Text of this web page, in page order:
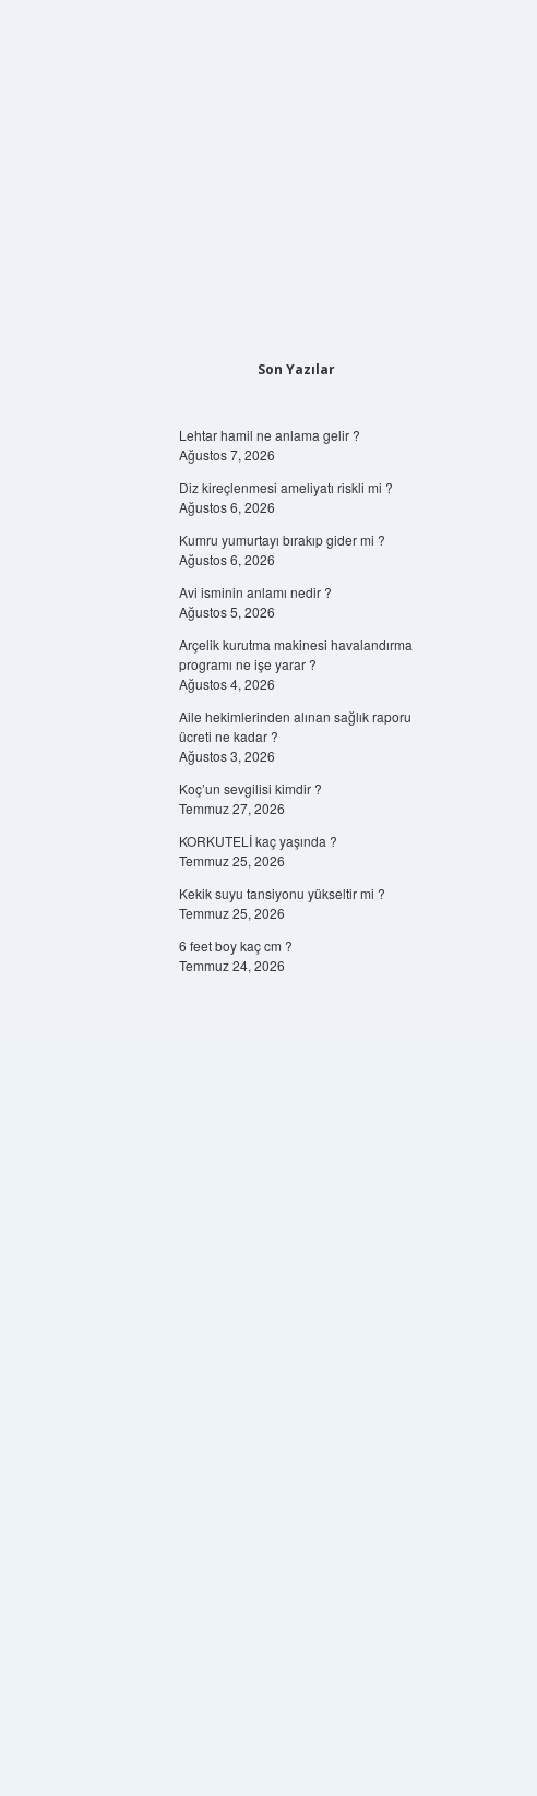
Son Yazılar
Lehtar hamil ne anlama gelir ?
Ağustos 7, 2026
Diz kireçlenmesi ameliyatı riskli mi ?
Ağustos 6, 2026
Kumru yumurtayı bırakıp gider mi ?
Ağustos 6, 2026
Avi isminin anlamı nedir ?
Ağustos 5, 2026
Arçelik kurutma makinesi havalandırma
programı ne işe yarar ?
Ağustos 4, 2026
Aile hekimlerinden alınan sağlık raporu
ücreti ne kadar ?
Ağustos 3, 2026
Koç’un sevgilisi kimdir ?
Temmuz 27, 2026
KORKUTELİ kaç yaşında ?
Temmuz 25, 2026
Kekik suyu tansiyonu yükseltir mi ?
Temmuz 25, 2026
6 feet boy kaç cm ?
Temmuz 24, 2026